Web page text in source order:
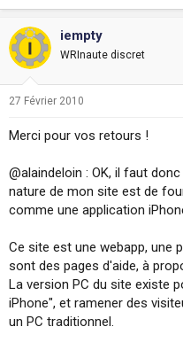
iempty
WRInaute discret
27 Février 2010
Merci pour vos retours !
@alaindeloin : OK, il faut
nature de mon site est de
comme une application
Ce site est une webapp, une
sont des pages d'aide, à
La version PC du site existe
iPhone", et ramener des
un PC traditionnel.